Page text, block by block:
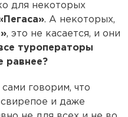
для некоторых
. А некоторых,
, это не касается, и они
туроператоры
равнее?
говорим, что
свирепое и даже